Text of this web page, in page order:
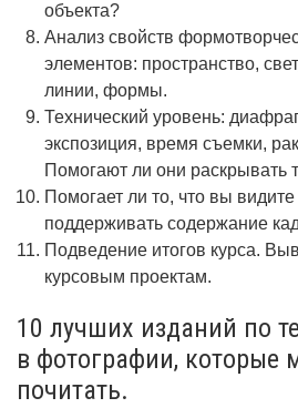
объекта?
Анализ свойств
элементов: пространство,
линии, формы.
Технический уровень:
экспозиция, время съемки,
Помогают ли они раскрывать
Помогает ли то, что вы видите
поддерживать содержание
Подведение итогов курса.
курсовым проектам.
10 лучших изданий по
в фотографии, которые
почитать.